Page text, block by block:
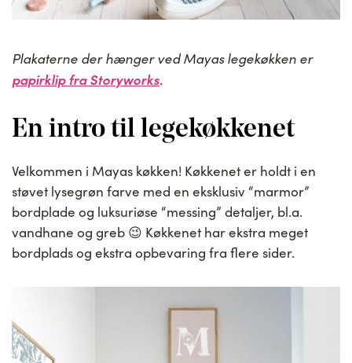
Plakaterne der hænger ved Mayas legekøkken er
papirklip fra Storyworks.
En intro til legekøkkenet
Velkommen i Mayas køkken! Køkkenet er holdt i en
støvet lysegrøn farve med en eksklusiv “marmor”
bordplade og luksuriøse “messing” detaljer, bl.a.
vandhane og greb 😉 Køkkenet har ekstra meget
bordplads og ekstra opbevaring fra flere sider.